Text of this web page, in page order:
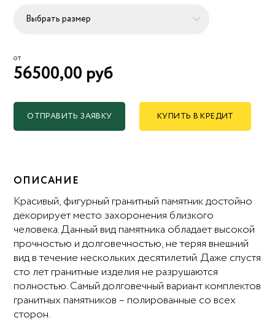
от
56500,00 руб
ОТПРАВИТЬ ЗАЯВКУ КУПИТЬ В КРЕДИТ
ОПИСАНИЕ
Красивый, фигурный гранитный памятник достойно
декорирует место захоронения близкого
человека. Данный вид памятника обладает высокой
прочностью и долговечностью, не теряя внешний
вид в течение нескольких десятилетий. Даже спустя
сто лет гранитные изделия не разрушаются
полностью. Самый долговечный вариант комплектов
гранитных памятников – полированные со всех
сторон.